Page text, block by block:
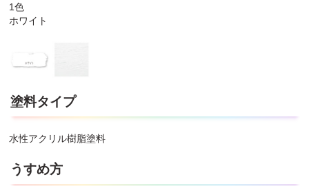
す。
●容器は塗料を使い切ってから捨てて下さい。
●容器を落下させると、中身が漏れることがありますので、ご注意
1色
ホワイト
塗料タイプ
水性アクリル樹脂塗料
うすめ方